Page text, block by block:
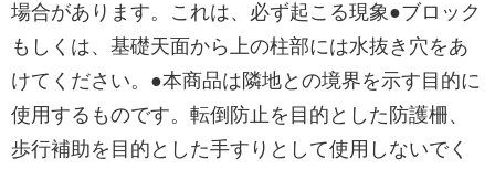
場合があります。これは、必ず起こる現象●ブロック
もしくは、基礎天面から上の柱部には水抜き穴をあ
けてください。●本商品は隣地との境界を示す目的に
使用するものです。転倒防止を目的とした防護柵、
歩行補助を目的とした手すりとして使用しないでく